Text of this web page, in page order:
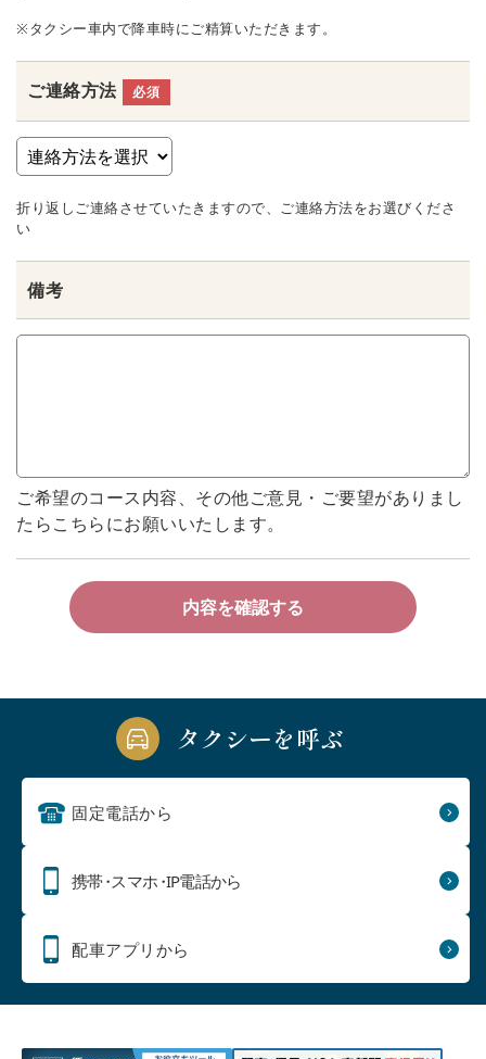
※タクシー車内で降車時にご精算いただきます。
ご連絡方法 必須
折り返しご連絡させていたきますので、ご連絡方法をお選びくださ
い
備考
ご希望のコース内容、その他ご意見・ご要望がありまし
たらこちらにお願いいたします。
タクシーを呼ぶ
固定電話から
携帯・スマホ・IP電話から
配車アプリから